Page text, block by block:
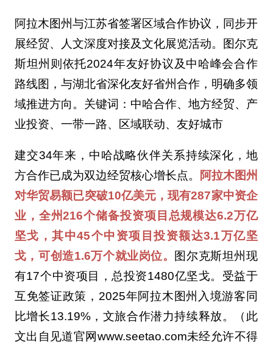
阿拉木图州与江苏省签署区域合作协议，同步开
展经贸、人文深度对接及文化展览活动。图尔克
斯坦州则依托2024年友好协议及中哈峰会合作
路线图，与湖北省深化友好省州合作，明确多领
域推进方向。关键词：中哈合作、地方经贸、产
业投资、一带一路、区域联动、友好城市
建交34年来，中哈战略伙伴关系持续深化，地
方合作已成为双边经贸核心增长点。
阿拉木图州
对华贸易额已突破10亿美元，现有287家中资企
业，全州216个储备投资项目总规模达6.2万亿
坚戈，其中45个中资项目投资额达3.1万亿坚
戈，可创造1.6万个就业岗位。
图尔克斯坦州现
有17个中资项目，总投资1480亿坚戈。受益于
互免签证政策，2025年阿拉木图州入境游客同
比增长13.19%，文旅合作潜力持续释放。（此
文出自见道官网www.seetao.com未经允许不得